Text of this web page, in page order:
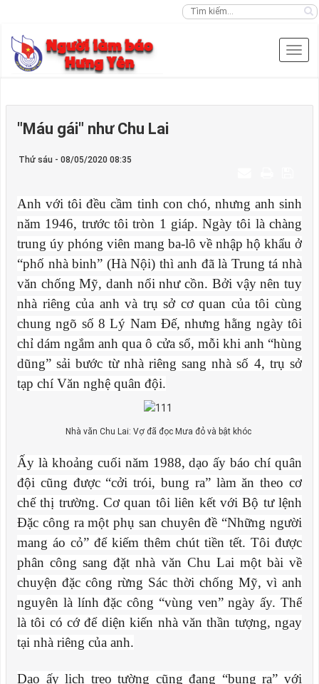
"Máu gái" như Chu Lai
Thứ sáu - 08/05/2020 08:35
Anh với tôi đều cầm tinh con chó, nhưng anh sinh
năm 1946, trước tôi tròn 1 giáp. Ngày tôi là chàng
trung úy phóng viên mang ba-lô về nhập hộ khẩu ở
“phố nhà binh” (Hà Nội) thì anh đã là Trung tá nhà
văn chống Mỹ, danh nổi như cồn. Bởi vậy nên tuy
nhà riêng của anh và trụ sở cơ quan của tôi cùng
chung ngõ số 8 Lý Nam Đế, nhưng hằng ngày tôi
chỉ dám ngắm anh qua ô cửa sổ, mỗi khi anh “hùng
dũng” sải bước từ nhà riêng sang nhà số 4, trụ sở
tạp chí Văn nghệ quân đội.
Nhà văn Chu Lai: Vợ đã đọc Mưa đỏ và bật khóc
Ấy là khoảng cuối năm 1988, dạo ấy báo chí quân
đội cũng được “cởi trói, bung ra” làm ăn theo cơ
chế thị trường. Cơ quan tôi liên kết với Bộ tư lệnh
Đặc công ra một phụ san chuyên đề “Những người
mang áo cỏ” để kiếm thêm chút tiền tết. Tôi được
phân công sang đặt nhà văn Chu Lai một bài về
chuyện đặc công rừng Sác thời chống Mỹ, vì anh
nguyên là lính đặc công “vùng ven” ngày ấy. Thế
là tôi có cớ để diện kiến nhà văn thần tượng, ngay
tại nhà riêng của anh.
Dạo ấy lịch treo tường cũng đang “bung ra” với